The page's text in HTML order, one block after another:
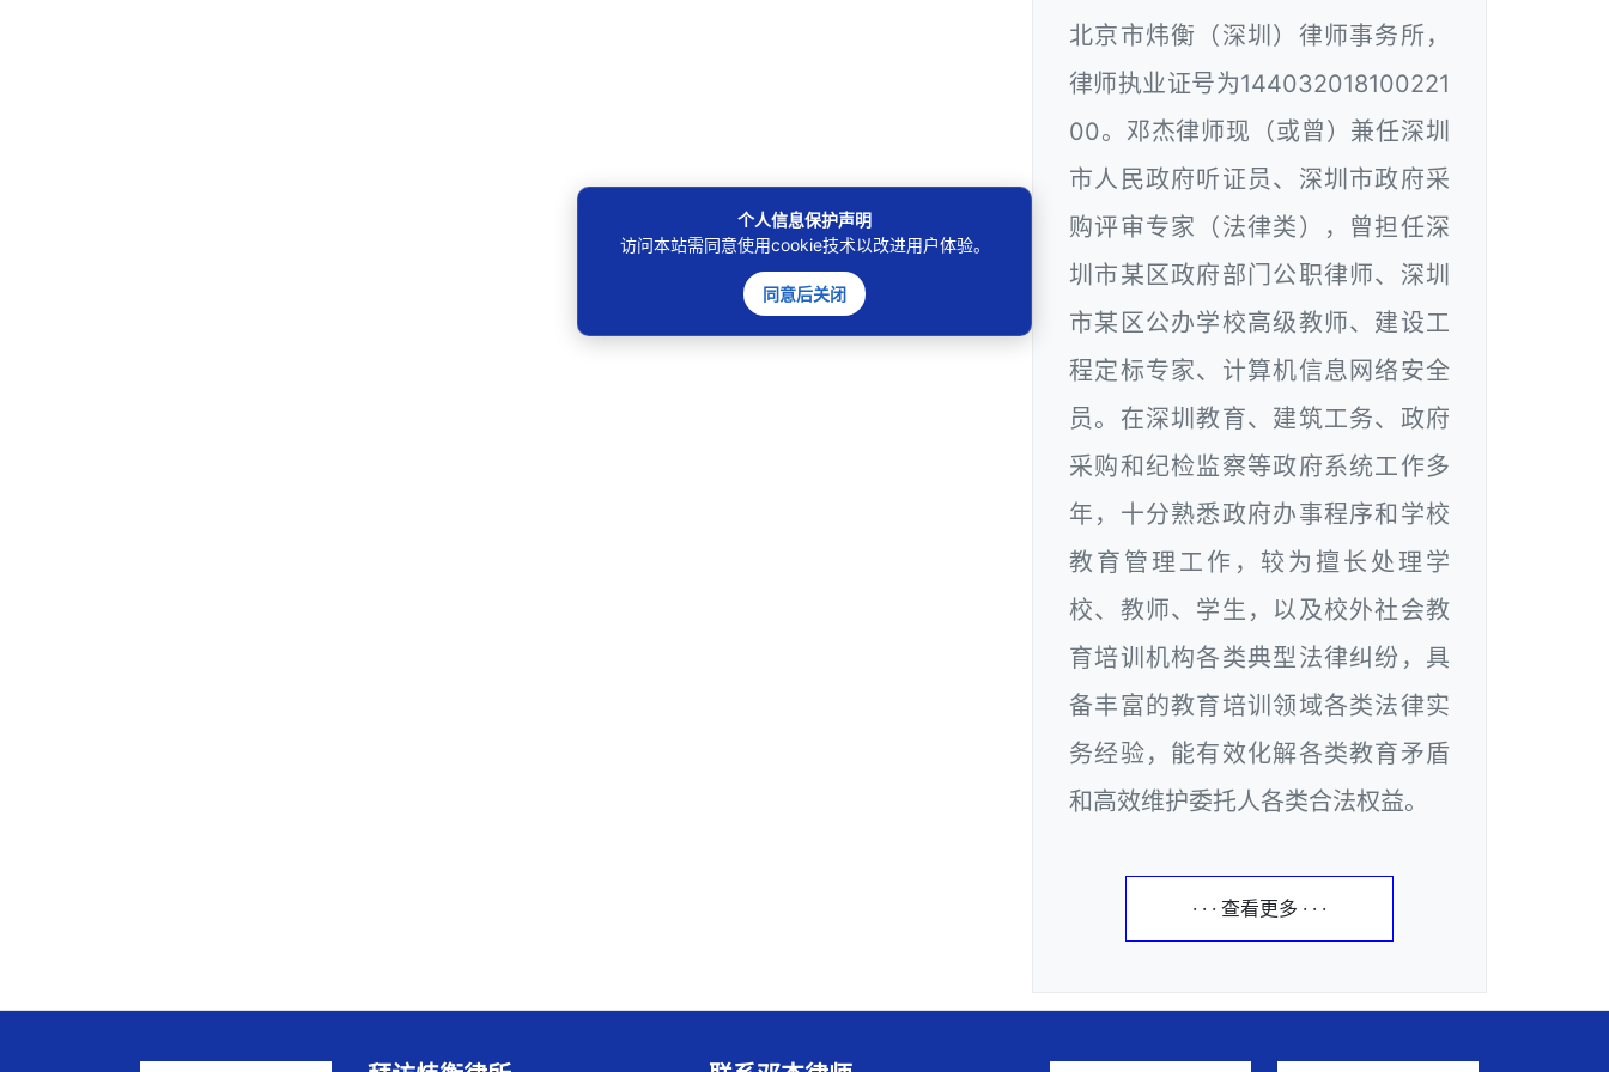
北京市炜衡（深圳）律师事务所，
律师执业证号为144032018100221
00。邓杰律师现（或曾）兼任深圳
市人民政府听证员、深圳市政府采
购评审专家（法律类），曾担任深
圳市某区政府部门公职律师、深圳
市某区公办学校高级教师、建设工
程定标专家、计算机信息网络安全
员。在深圳教育、建筑工务、政府
采购和纪检监察等政府系统工作多
年，十分熟悉政府办事程序和学校
教育管理工作，较为擅长处理学
校、教师、学生，以及校外社会教
育培训机构各类典型法律纠纷，具
备丰富的教育培训领域各类法律实
务经验，能有效化解各类教育矛盾
和高效维护委托人各类合法权益。
· · · 查看更多 · · ·
个人信息保护声明
访问本站需同意使用cookie技术以改进用户体验。
同意后关闭